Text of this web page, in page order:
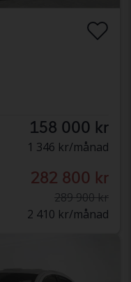
158 000 kr
1 346 kr/månad
282 800 kr
289 900 kr
2 410 kr/månad